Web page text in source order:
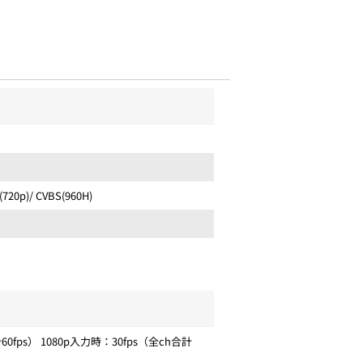
CVBS(960H)
） 1080p入力時：30fps（全ch合計